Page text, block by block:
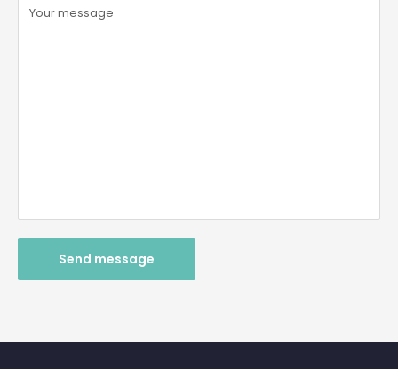
Your message
Send message